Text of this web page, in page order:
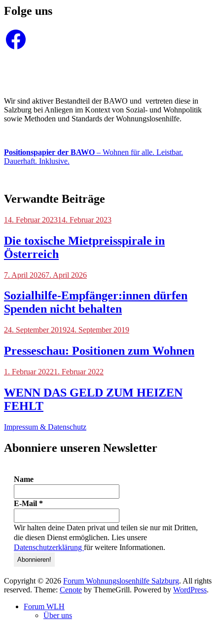
Folge uns
Facebook
Wir sind aktiver Bestandteil der BAWO und vertreten diese in
Salzburg bei Anliegen im Kontext von Sozial- und Wohnpolitik
sowie Methoden und Standards der Wohnungslosenhilfe.
Positionspapier der BAWO – Wohnen für alle. Leistbar.
Dauerhaft. Inklusive.
Verwandte Beiträge
Blog
14. Februar 202314. Februar 2023
Die toxische Mietpreisspirale in
Österreich
Blog
7. April 20267. April 2026
Sozialhilfe-Empfänger:innen dürfen
Spenden nicht behalten
Uncategorized
24. September 201924. September 2019
Presseschau: Positionen zum Wohnen
Blog
1. Februar 20221. Februar 2022
WENN DAS GELD ZUM HEIZEN
FEHLT
Impressum & Datenschutz
Abonniere unseren Newsletter
Name
E-Mail *
Wir halten deine Daten privat und teilen sie nur mit Dritten,
die diesen Dienst ermöglichen. Lies unsere
Datenschutzerklärung für weitere Informationen.
Copyright © 2026 Forum Wohnungslosenhilfe Salzburg. All rights
reserved. Theme: Cenote by ThemeGrill. Powered by WordPress.
Forum WLH
Über uns